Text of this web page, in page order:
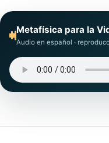
Metafísica para la
Audio en español ·